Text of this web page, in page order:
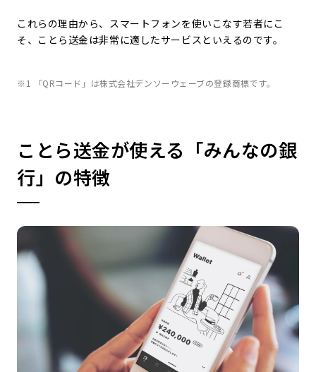
これらの理由から、スマートフォンを使いこなす若者にこ
そ、ことら送金は非常に適したサービスといえるのです。
※1 「QRコード」は株式会社デンソーウェーブの登録商標です。
ことら送金が使える「みんなの銀
行」の特徴